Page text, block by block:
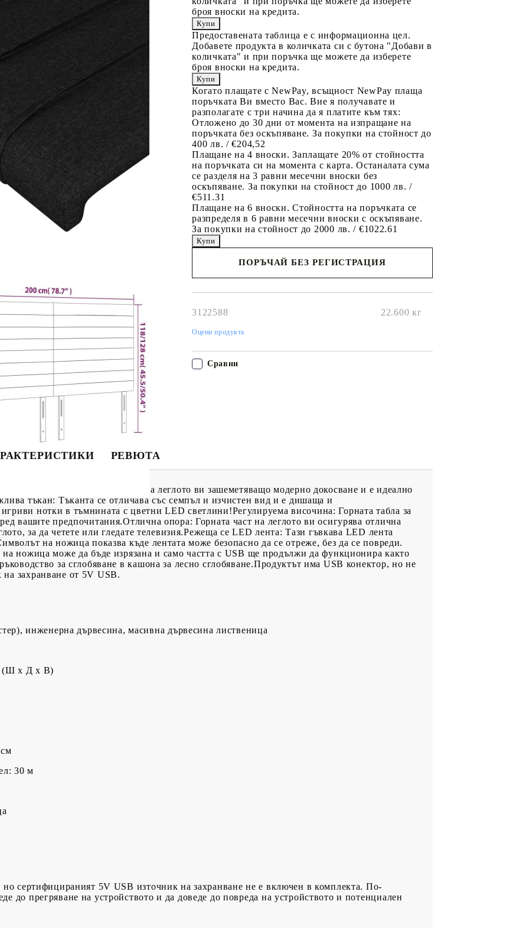
броя вноски на кредита.
Предоставената таблица е с информационна цел.
Добавете продукта в количката си с бутона "Добави в
количката" и при поръчка ще можете да изберете
броя вноски на кредита.
Когато плащате с NewPay, всъщност NewPay плаща
поръчката Ви вместо Вас. Вие я получавате и
разполагате с три начина да я платите към тях:
Отложено до 30 дни от момента на изпращане на
поръчката без оскъпяване. За покупки на стойност до
400 лв. / €204,52
Плащане на 4 вноски. Заплащате 20% от стойността
на поръчката си на момента с карта. Останалата сума
се разделя на 3 равни месечни вноски без
оскъпяване. За покупки на стойност до 1000 лв. /
€511.31
Плащане на 6 вноски. Стойността на поръчката се
разпределя в 6 равни месечни вноски с оскъпяване.
За покупки на стойност до 2000 лв. / €1022.61
ПОРЪЧАЙ БЕЗ РЕГИСТРАЦИЯ
3122588 22.600 кг
Оцени продукта
Сравни
РЕВЮТА
дизайн придава на рамката на леглото ви зашеметяващо модерно докосване и е идеално
тъкан: Тъканта се отличава със семпъл и изчистен вид и е дишаща и
нотки в тъмнината с цветни LED светлини!Регулируема височина: Горната табла за
вашите предпочитания.Отлична опора: Горната част на леглото ви осигурява отлична
за да четете или гледате телевизия.Режеща се LED лента: Тази гъвкава LED лента
на ножица показва къде лентата може безопасно да се отреже, без да се повреди.
на ножица може да бъде изрязана и само частта с USB ще продължи да функционира както
за сглобяване в кашона за лесно сглобяване.Продуктът има USB конектор, но не
захранване от 5V USB.
инженерна дървесина, масивна дървесина лиственица
(Ш x Д x В)
30 м
но сертифицираният 5V USB източник на захранване не е включен в комплекта. По-
до прегряване на устройството и да доведе до повреда на устройството и потенциален